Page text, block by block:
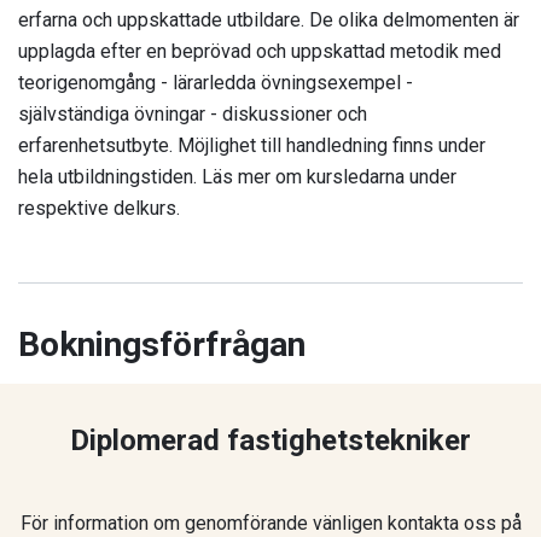
erfarna och uppskattade utbildare. De olika delmomenten är
upplagda efter en beprövad och uppskattad metodik med
teorigenomgång - lärarledda övningsexempel -
självständiga övningar - diskussioner och
erfarenhetsutbyte. Möjlighet till handledning finns under
hela utbildningstiden. Läs mer om kursledarna under
respektive delkurs.
Bokningsförfrågan
Diplomerad fastighetstekniker
För information om genomförande vänligen kontakta oss på